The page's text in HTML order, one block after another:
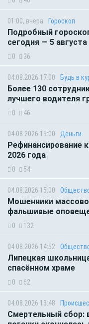
01:00, вчера Гороскоп
Подробный
сегодня — 5 августа
0 36
04.08.2026 17:00 Будь в
Более 130
лучшего водителя
0 46
04.08.2026 15:00 Деньги
Рефинансирование
2026 года
0 54
04.08.2026 15:00
Мошенники
фальшивые
0 132
04.08.2026 14:52
Липецкая
спасённом храме
0 62
04.08.2026 13:48
Смертельный сбор: